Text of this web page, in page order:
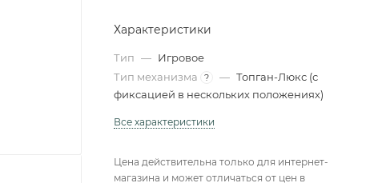
Характеристики
Тип — Игровое
Тип механизма
? — Топган-Люкс (с
фиксацией в нескольких положениях)
Все характеристики
Цена действительна только для интернет-
магазина и может отличаться от цен в